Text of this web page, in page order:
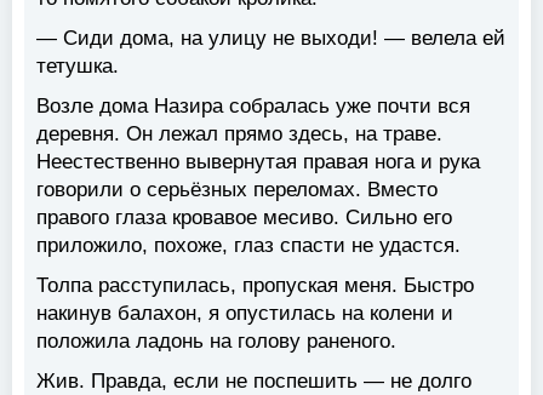
— Сиди дома, на улицу не выходи! — велела ей
тетушка.
Возле дома Назира собралась уже почти вся
деревня. Он лежал прямо здесь, на траве.
Неестественно вывернутая правая нога и рука
говорили о серьёзных переломах. Вместо
правого глаза кровавое месиво. Сильно его
приложило, похоже, глаз спасти не удастся.
Толпа расступилась, пропуская меня. Быстро
накинув балахон, я опустилась на колени и
положила ладонь на голову раненого.
Жив. Правда, если не поспешить — не долго